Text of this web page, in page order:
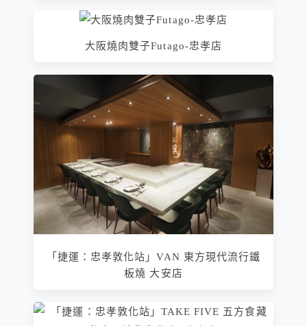
大阪燒肉雙子Futago-忠孝店
「捷運：忠孝敦化站」VAN 東方現代流行鐵
板燒 大安店